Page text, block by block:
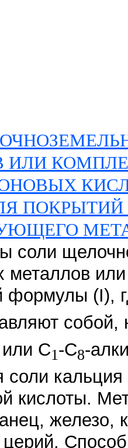
ИЛИ
соли
металлов
формулы (I),
собой,
C1-C8-
соли
кислоты.
железо,